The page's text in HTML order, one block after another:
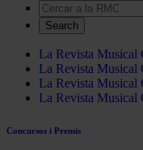
Search
La Revista Musical
La Revista Musical
La Revista Musical
La Revista Musical
Concursos i Premis